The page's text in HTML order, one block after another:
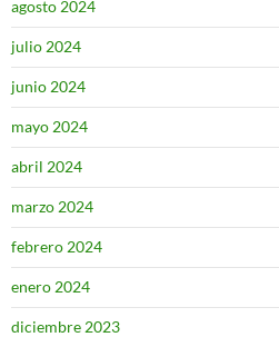
agosto 2024
julio 2024
junio 2024
mayo 2024
abril 2024
marzo 2024
febrero 2024
enero 2024
diciembre 2023